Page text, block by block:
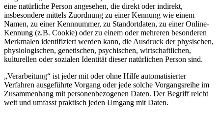
eine natürliche Person angesehen, die direkt oder indirekt,
insbesondere mittels Zuordnung zu einer Kennung wie einem
Namen, zu einer Kennnummer, zu Standortdaten, zu einer Online-
Kennung (z.B. Cookie) oder zu einem oder mehreren besonderen
Merkmalen identifiziert werden kann, die Ausdruck der physischen,
physiologischen, genetischen, psychischen, wirtschaftlichen,
kulturellen oder sozialen Identität dieser natürlichen Person sind.
„Verarbeitung“ ist jeder mit oder ohne Hilfe automatisierter
Verfahren ausgeführte Vorgang oder jede solche Vorgangsreihe im
Zusammenhang mit personenbezogenen Daten. Der Begriff reicht
weit und umfasst praktisch jeden Umgang mit Daten.